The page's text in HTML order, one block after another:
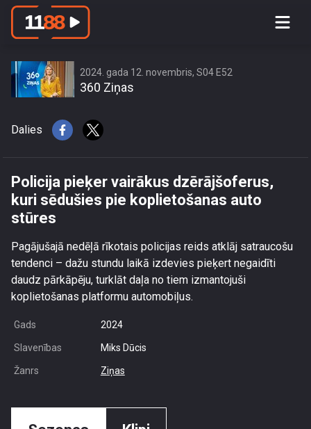
Policija pieķer vairākus dzērājšoferus,
2024. gada 12. novembris, S04 E52
360 Ziņas
Dalies
Policija pieķer vairākus dzērājšoferus,
kuri sēdušies pie koplietošanas auto
stūres
Pagājušajā nedēļā rīkotais policijas reids atklāj satraucošu
tendenci – dažu stundu laikā izdevies pieķert negaidīti
daudz pārkāpēju, turklāt daļa no tiem izmantojuši
koplietošanas platformu automobiļus.
Gads 2024
Slavenības Miks Dūcis
Žanrs Ziņas